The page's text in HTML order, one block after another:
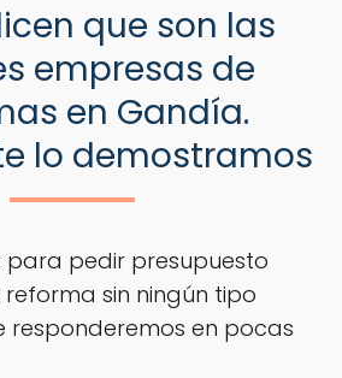
que son las
empresas de
en Gandía.
lo demostramos
pedir presupuesto
sin ningún tipo
responderemos en pocas